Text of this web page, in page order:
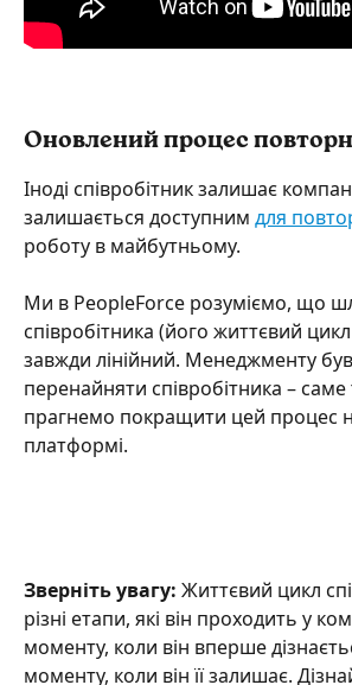
Оновлений процес
Іноді співробітник залишає
залишається доступним для
роботу в майбутньому.
Ми в PeopleForce розуміємо, що
співробітника (його життєвий
завжди лінійний. Менеджменту
перенайняти співробітника –
прагнемо покращити цей процес
платформі.
Зверніть увагу: Життєвий цикл
різні етапи, які він проходить у
моменту, коли він вперше
моменту, коли він її залишає.